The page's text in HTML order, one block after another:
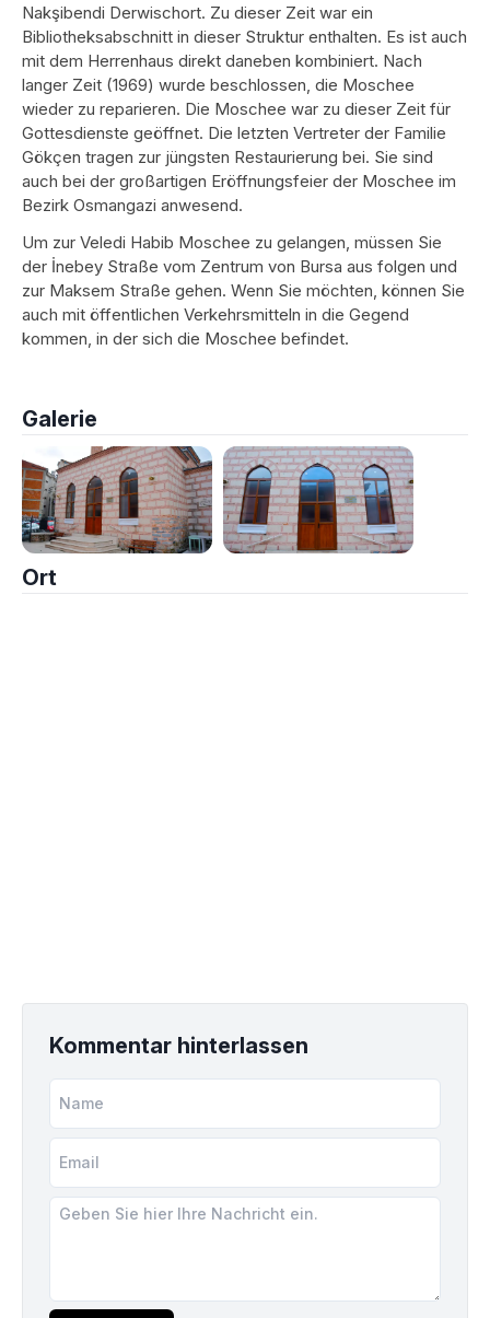
Nakşibendi Derwischort. Zu dieser Zeit war ein
Bibliotheksabschnitt in dieser Struktur enthalten. Es ist auch
mit dem Herrenhaus direkt daneben kombiniert. Nach
langer Zeit (1969) wurde beschlossen, die Moschee
wieder zu reparieren. Die Moschee war zu dieser Zeit für
Gottesdienste geöffnet. Die letzten Vertreter der Familie
Gökçen tragen zur jüngsten Restaurierung bei. Sie sind
auch bei der großartigen Eröffnungsfeier der Moschee im
Bezirk Osmangazi anwesend.
Um zur Veledi Habib Moschee zu gelangen, müssen Sie
der İnebey Straße vom Zentrum von Bursa aus folgen und
zur Maksem Straße gehen. Wenn Sie möchten, können Sie
auch mit öffentlichen Verkehrsmitteln in die Gegend
kommen, in der sich die Moschee befindet.
Galerie
Ort
Kommentar hinterlassen